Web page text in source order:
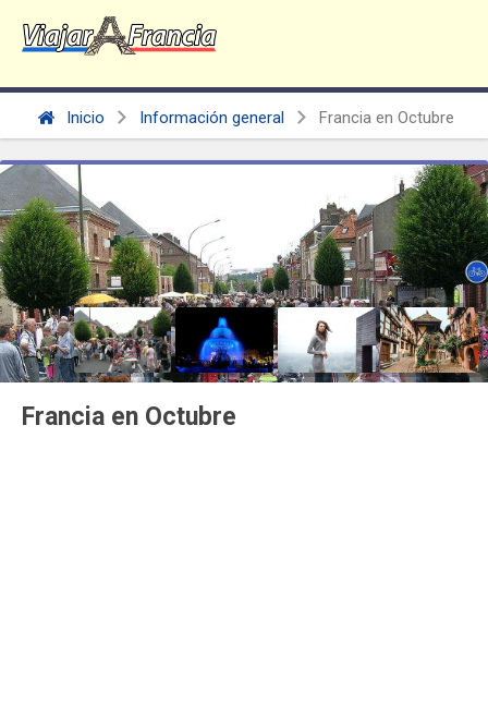
Inicio Información general Francia en Octubre
Francia en Octubre